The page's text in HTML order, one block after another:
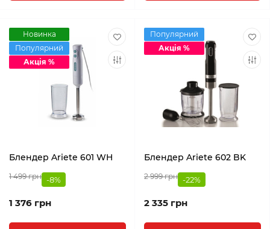
Новинка
Популярний
Акція %
Блендер Ariete 601 WH
1 499 грн -8%
1 376 грн
Популярний
Акція %
Блендер Ariete 602 BK
2 999 грн -22%
2 335 грн